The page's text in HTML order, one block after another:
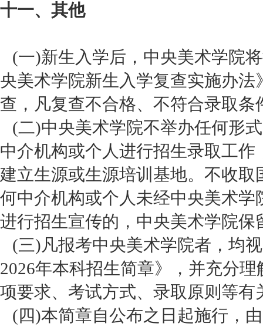
十一、其他
(一)新生入学后，中央美术学院
央美术学院新生入学复查实施办
查，凡复查不合格、不符合录取条
(二)中央美术学院不举办任何形
中介机构或个人进行招生录取工
建立生源或生源培训基地。不收
何中介机构或个人未经中央美术
进行招生宣传的，中央美术学院
(三)凡报考中央美术学院者，均
2026年本科招生简章》，并充分
项要求、考试方式、录取原则等有
(四)本简章自公布之日起施行，